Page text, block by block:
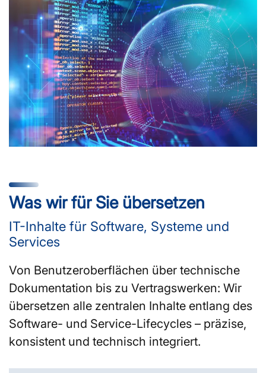
Was wir für Sie übersetzen
IT-Inhalte für Software, Systeme und
Services
Von Benutzeroberflächen über technische
Dokumentation bis zu Vertragswerken: Wir
übersetzen alle zentralen Inhalte entlang des
Software- und Service-Lifecycles – präzise,
konsistent und technisch integriert.